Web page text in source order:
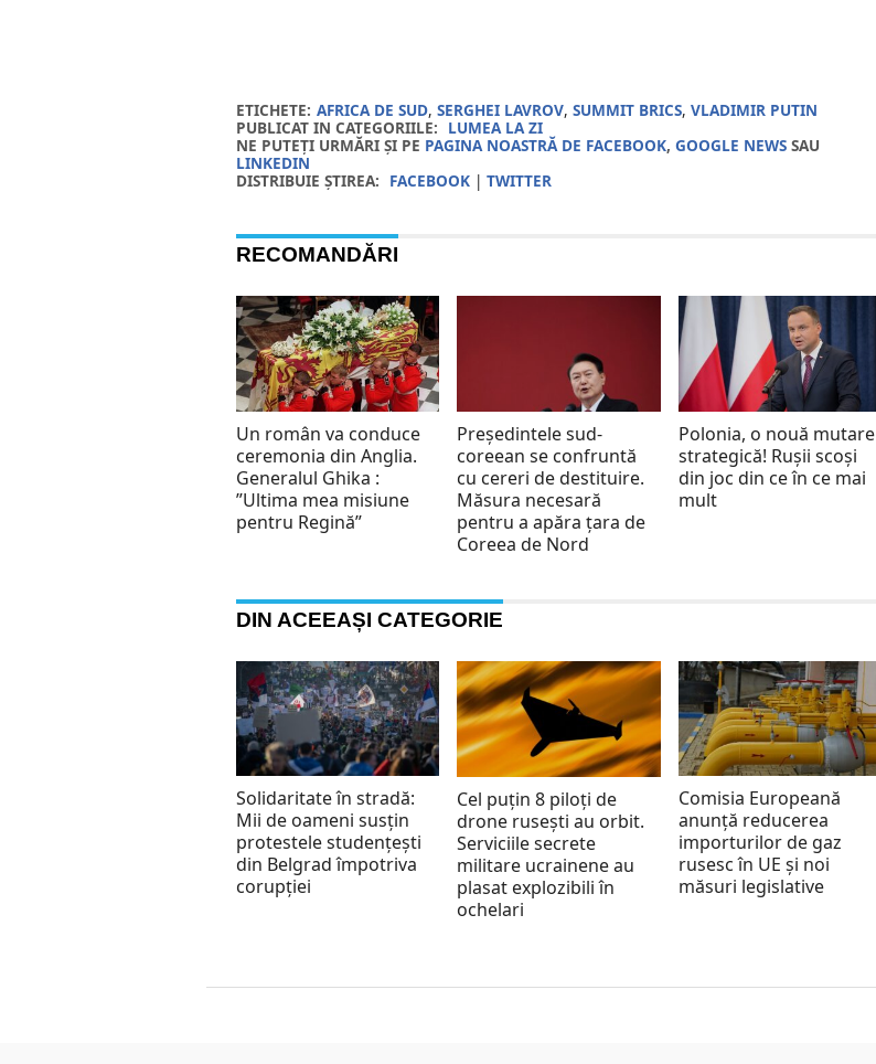
ETICHETE: AFRICA DE SUD,SERGHEI LAVROV,SUMMIT BRICS,VLADIMIR PUTIN
PUBLICAT IN CATEGORIILE: LUMEA LA ZI
NE PUTEȚI URMĂRI ȘI PE PAGINA NOASTRĂ DE FACEBOOK,GOOGLE NEWS SAU
LINKEDIN
DISTRIBUIE ȘTIREA: FACEBOOK |TWITTER
RECOMANDĂRI
Un român va conduce
ceremonia din Anglia.
Generalul Ghika :
”Ultima mea misiune
pentru Regină”
Președintele sud-
coreean se confruntă
cu cereri de destituire.
Măsura necesară
pentru a apăra țara de
Coreea de Nord
Polonia, o nouă mutare
strategică! Rușii scoși
din joc din ce în ce mai
mult
DIN ACEEAȘI CATEGORIE
Solidaritate în stradă:
Mii de oameni susțin
protestele studențești
din Belgrad împotriva
corupției
Cel puțin 8 piloți de
drone rusești au orbit.
Serviciile secrete
militare ucrainene au
plasat explozibili în
ochelari
Comisia Europeană
anunță reducerea
importurilor de gaz
rusesc în UE și noi
măsuri legislative